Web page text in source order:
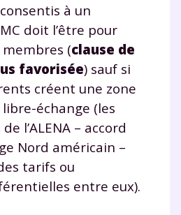
à un
doit l’être pour
(clause de
favorisée) sauf si
créent une zone
échange (les
l’ALENA – accord
Nord américain –
tarifs ou
entre eux).
progresser
votre
scolaire ?